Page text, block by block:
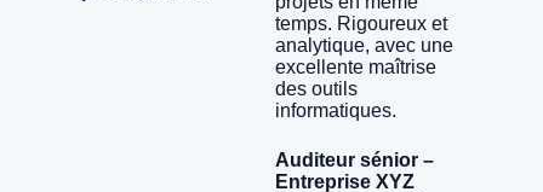
temps. Rigoureux et
analytique, avec une
excellente maîtrise
des outils
informatiques.
Auditeur sénior –
Entreprise XYZ